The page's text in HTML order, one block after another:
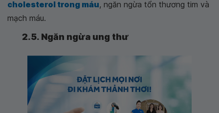
cholesterol trong máu, ngăn ngừa tổn thương tim và
mạch máu.
2.5. Ngăn ngừa ung thư